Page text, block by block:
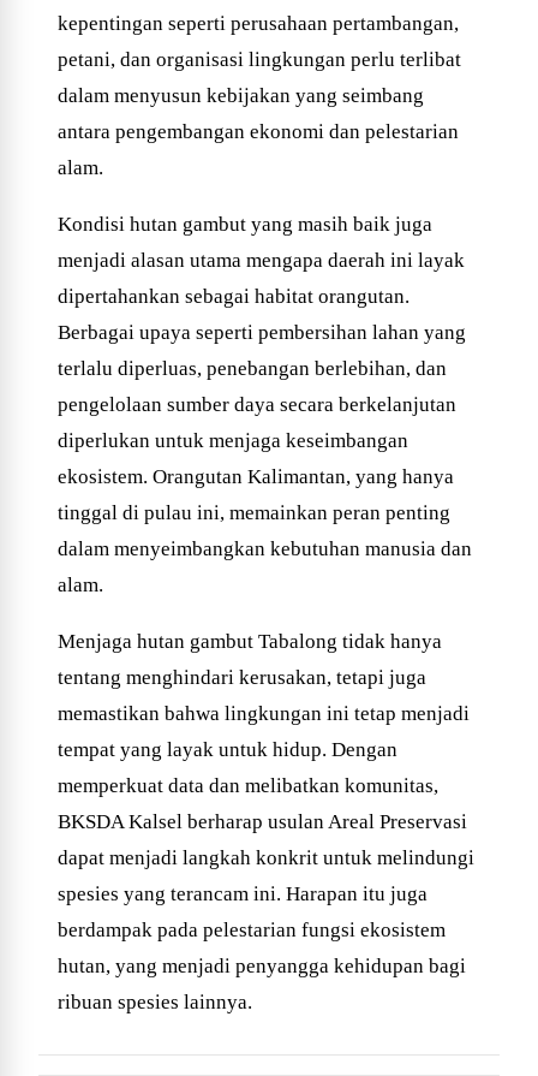
kepentingan seperti perusahaan pertambangan,
petani, dan organisasi lingkungan perlu terlibat
dalam menyusun kebijakan yang seimbang
antara pengembangan ekonomi dan pelestarian
alam.
Kondisi hutan gambut yang masih baik juga
menjadi alasan utama mengapa daerah ini layak
dipertahankan sebagai habitat orangutan.
Berbagai upaya seperti pembersihan lahan yang
terlalu diperluas, penebangan berlebihan, dan
pengelolaan sumber daya secara berkelanjutan
diperlukan untuk menjaga keseimbangan
ekosistem. Orangutan Kalimantan, yang hanya
tinggal di pulau ini, memainkan peran penting
dalam menyeimbangkan kebutuhan manusia dan
alam.
Menjaga hutan gambut Tabalong tidak hanya
tentang menghindari kerusakan, tetapi juga
memastikan bahwa lingkungan ini tetap menjadi
tempat yang layak untuk hidup. Dengan
memperkuat data dan melibatkan komunitas,
BKSDA Kalsel berharap usulan Areal Preservasi
dapat menjadi langkah konkrit untuk melindungi
spesies yang terancam ini. Harapan itu juga
berdampak pada pelestarian fungsi ekosistem
hutan, yang menjadi penyangga kehidupan bagi
ribuan spesies lainnya.